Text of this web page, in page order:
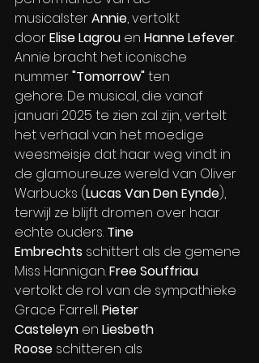
musicalster Annie, vertolkt
door Elise Lagrou en Hanne Lefever.
Annie bracht het iconische
nummer "Tomorrow" ten
gehore. De musical, die vanaf
januari 2025 te zien zal zijn, vertelt
het verhaal van het moedige
weesmeisje dat haar weg vindt in
de glamoureuze wereld van Oliver
Warbucks (Lucas Van Den Eynde),
terwijl ze blijft dromen over haar
echte ouders. Tine
Embrechts schittert als de gemene
Miss Hannigan. Free Souffriau
vertolkt de rol van de sympathieke
Grace Farrell. Pieter
Casteleyn en Liesbeth
Roose schitteren als